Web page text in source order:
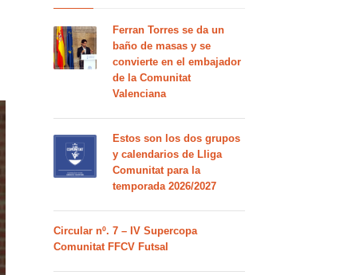
Ferran Torres se da un
baño de masas y se
convierte en el embajador
de la Comunitat
Valenciana
Estos son los dos grupos
y calendarios de Lliga
Comunitat para la
temporada 2026/2027
Circular nº. 7 – IV Supercopa
Comunitat FFCV Futsal